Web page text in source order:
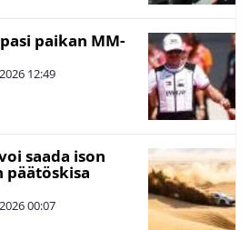
paikan MM-
12:49
saada ison
päätöskisa
00:07